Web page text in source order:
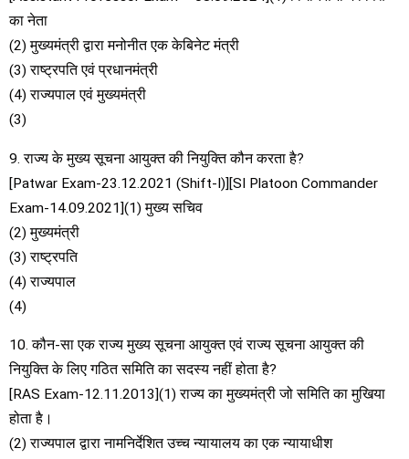
का नेता
(2) मुख्यमंत्री द्वारा मनोनीत एक केबिनेट मंत्री
(3) राष्ट्रपति एवं प्रधानमंत्री
(4) राज्यपाल एवं मुख्यमंत्री
(3)
9. राज्य के मुख्य सूचना आयुक्त की नियुक्ति कौन करता है?
[Patwar Exam-23.12.2021 (Shift-I)][SI Platoon Commander
Exam-14.09.2021](1) मुख्य सचिव
(2) मुख्यमंत्री
(3) राष्ट्रपति
(4) राज्यपाल
(4)
10. कौन-सा एक राज्य मुख्य सूचना आयुक्त एवं राज्य सूचना आयुक्त की
नियुक्ति के लिए गठित समिति का सदस्य नहीं होता है?
[RAS Exam-12.11.2013](1) राज्य का मुख्यमंत्री जो समिति का मुखिया
होता है।
(2) राज्यपाल द्वारा नामनिर्देशित उच्च न्यायालय का एक न्यायाधीश